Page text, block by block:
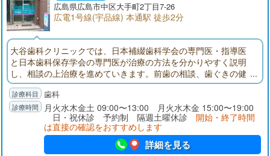
広島県広島市中区大手町2丁目7-26
広電1号線(宇品線) 本通駅 徒歩2分
大谷歯科クリニックでは、日本補綴歯科学会の専門医・指導医
と日本歯科保存学会の専門医が治療の方法を分かりやすく説明
し、相談の上治療を進めていきます。前歯の相談、歯ぐきの健
康相談、口腔ケア指導。セラミック治療。院長：大谷隆之(大阪
大学歯学部卒) 副院長：大谷恵理(大阪大学歯学部卒)
歯科
月火水木金土 09:00〜13:00 月火水木金 15:00〜19:00
日・祝休診 予約制 隔週土曜休診 開始・終了時間
は直接の確認をおすすめします
詳細を見る